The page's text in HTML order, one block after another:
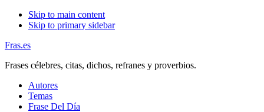
Skip to main content
Skip to primary sidebar
Fras.es
Frases célebres, citas, dichos, refranes y proverbios.
Autores
Temas
Frase Del Día